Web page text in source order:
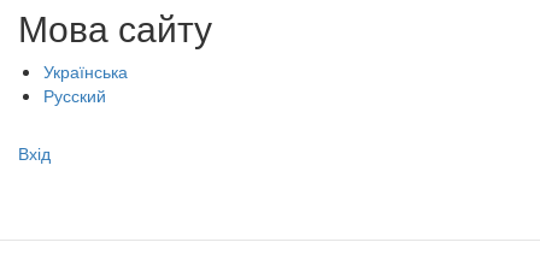
Мова сайту
Українська
Русский
Меню
записи
Вхід